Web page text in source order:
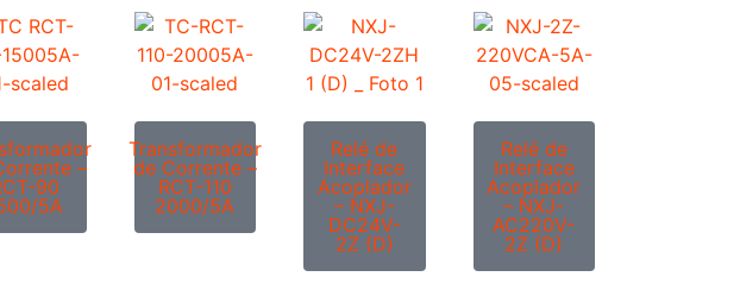
–
90
5A
Transformador
de Corrente –
RCT-110
2000/5A
Relé de
Interface
Acoplador
– NXJ-
DC24V-
2Z (D)
Relé de
Interface
Acoplador
– NXJ-
AC220V-
2Z (D)